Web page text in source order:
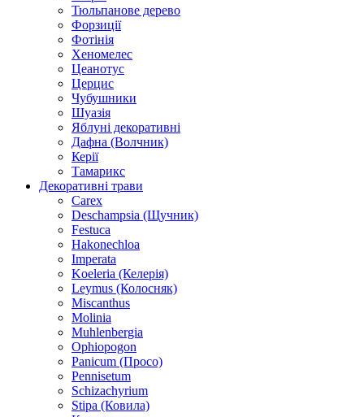
Тюльпанове дерево
Форзиції
Фотінія
Хеномелес
Цеанотус
Церцис
Чубушники
Шуазія
Яблуні декоративні
Дафна (Волчник)
Керії
Тамарикс
Декоративні трави
Carex
Deschampsia (Щучник)
Festuca
Hakonechloa
Imperata
Koeleria (Келерія)
Leymus (Колосняк)
Miscanthus
Molinia
Muhlenbergia
Ophiopogon
Panicum (Просо)
Pennisetum
Schizachyrium
Stipa (Ковила)